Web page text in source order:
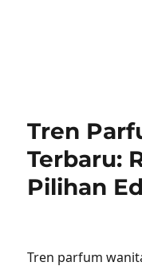
Tren
Terbaru:
Pilihan
Tren parfum